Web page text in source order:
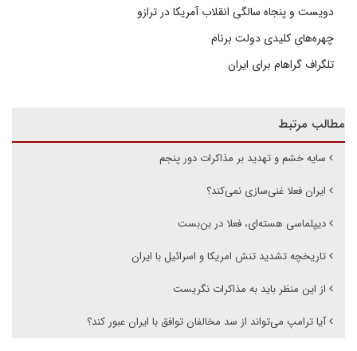
دویست و پنجاه سالگی انقلاب آمریکا در ترازو
چهره‌های کلیدی دولت برنام
تلگراف گراهام برای ایران
مطالب مرتبط
سایه خشم و تهدید بر مذاکرات دور پنجم
ایران فعلا غنی‌سازی نمی‌کند؟
دیپلماسی هسته‌ای، فعلا در بن‌بست
تاریخچه تشدید تنش امریکا و اسرائیل با ایران
از این منظر باید به مذاکرات نگریست
آیا ترامپ می‌تواند از سد مخالفان توافق با ایران عبور کند؟